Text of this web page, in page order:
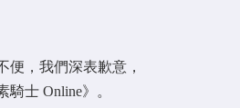
便，我們深表歉意，
士 Online》。